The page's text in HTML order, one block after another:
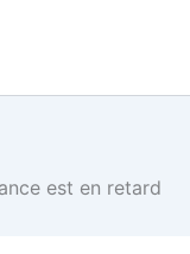
est en retard